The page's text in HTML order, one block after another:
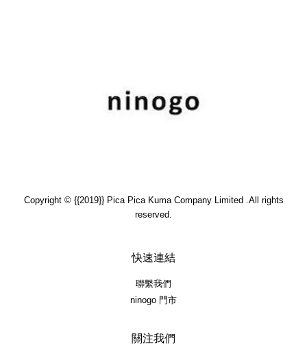
Copyright © {{2019}} Pica Pica Kuma Company Limited .All rights
reserved.
快速連結
聯繫我們
ninogo 門市
關注我們